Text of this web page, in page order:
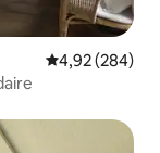
5 üzerinden
4,92 (284)